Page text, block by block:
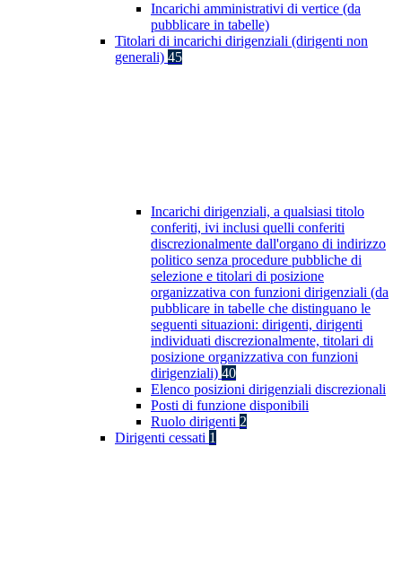
Incarichi amministrativi di vertice (da
pubblicare in tabelle)
Titolari di incarichi dirigenziali (dirigenti non
generali) 45
Incarichi dirigenziali, a qualsiasi titolo
conferiti, ivi inclusi quelli conferiti
discrezionalmente dall'organo di indirizzo
politico senza procedure pubbliche di
selezione e titolari di posizione
organizzativa con funzioni dirigenziali (da
pubblicare in tabelle che distinguano le
seguenti situazioni: dirigenti, dirigenti
individuati discrezionalmente, titolari di
posizione organizzativa con funzioni
dirigenziali) 40
Elenco posizioni dirigenziali discrezionali
Posti di funzione disponibili
Ruolo dirigenti 2
Dirigenti cessati 1